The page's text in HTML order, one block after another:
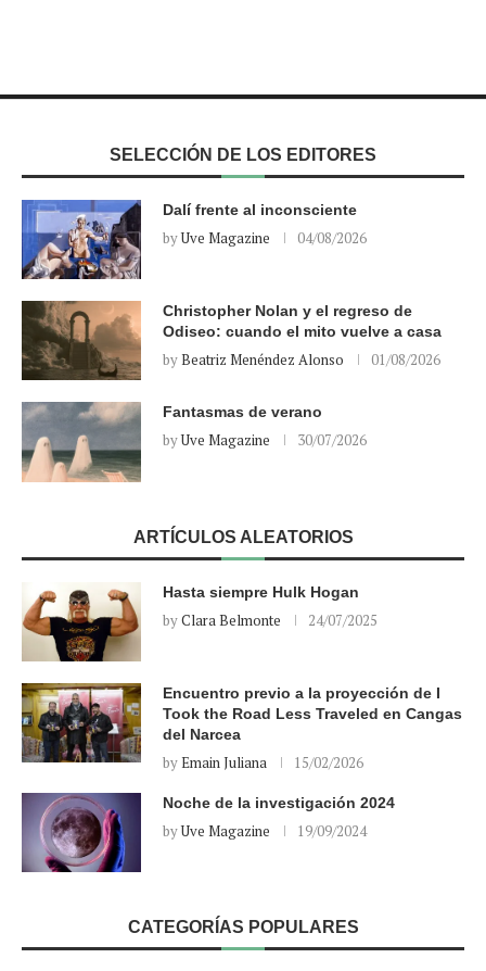
SELECCIÓN DE LOS EDITORES
Dalí frente al inconsciente
byUve Magazine 04/08/2026
Christopher Nolan y el regreso de
Odiseo: cuando el mito vuelve a casa
byBeatriz Menéndez Alonso 01/08/2026
Fantasmas de verano
byUve Magazine 30/07/2026
ARTÍCULOS ALEATORIOS
Hasta siempre Hulk Hogan
byClara Belmonte 24/07/2025
Encuentro previo a la proyección de I
Took the Road Less Traveled en Cangas
del Narcea
byEmain Juliana 15/02/2026
Noche de la investigación 2024
byUve Magazine 19/09/2024
CATEGORÍAS POPULARES